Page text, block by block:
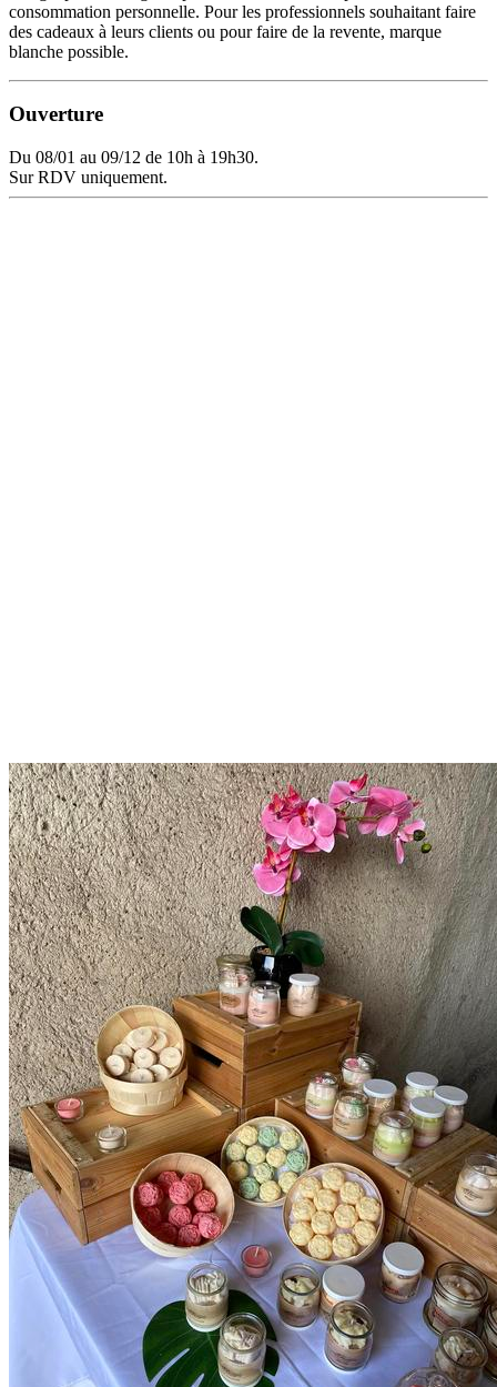
consommation personnelle. Pour les professionnels souhaitant faire
des cadeaux à leurs clients ou pour faire de la revente, marque
blanche possible.
Ouverture
Du 08/01 au 09/12 de 10h à 19h30.
Sur RDV uniquement.